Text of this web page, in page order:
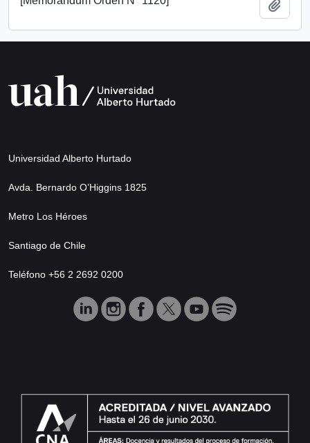
Universidad Alberto Hurtado
Avda. Bernardo O’Higgins 1825
Metro Los Héroes
Santiago de Chile
Teléfono +56 2 2692 0200